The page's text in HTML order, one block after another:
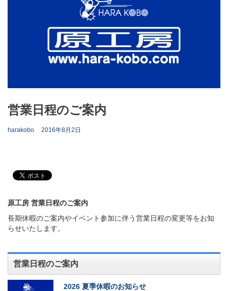
営業日程のご案内
harakobo 2016年8月2日
原工房 営業日程のご案内
長期休暇のご案内やイベント参加に伴う営業日程の変更等をお知
らせいたします。
営業日程のご案内
2026 夏季休暇のお知らせ